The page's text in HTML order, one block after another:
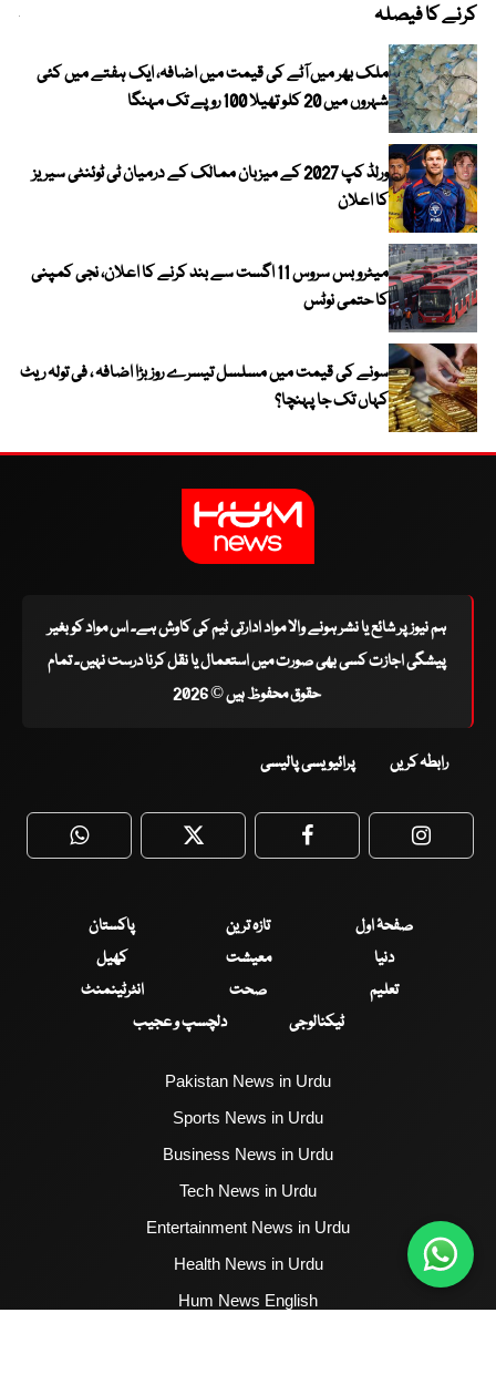
کرنے کا فیصلہ
ملک بھر میں آٹے کی قیمت میں اضافہ، ایک ہفتے میں کئی
شہروں میں 20 کلو تھیلا 100 روپے تک مہنگا
ورلڈ کپ 2027 کے میزبان ممالک کے درمیان ٹی ٹوئنٹی سیریز
کا اعلان
میٹرو بس سروس 11 اگست سے بند کرنے کا اعلان، نجی کمپنی
کا حتمی نوٹس
سونے کی قیمت میں مسلسل تیسرے روز بڑا اضافہ ، فی تولہ ریٹ
کہاں تک جا پہنچا؟
ہم نیوز پر شائع یا نشر ہونے والا مواد ادارتی ٹیم کی کاوش ہے۔ اس مواد کو بغیر
پیشگی اجازت کسی بھی صورت میں استعمال یا نقل کرنا درست نہیں۔ تمام
حقوق محفوظ ہیں © 2026
رابطہ کریں پرائیویسی پالیسی
WhatsApp Twitter Facebook
صفحۂ اول تازہ ترین
پاکستان
دنیا
معیشت
کھیل
تعلیم
صحت
انٹرٹینمنٹ
ٹیکنالوجی
دلچسپ و عجیب
Pakistan News in Urdu
Sports News in Urdu
Business News in Urdu
Tech News in Urdu
Entertainment News in Urdu
Health News in Urdu
Hum News English